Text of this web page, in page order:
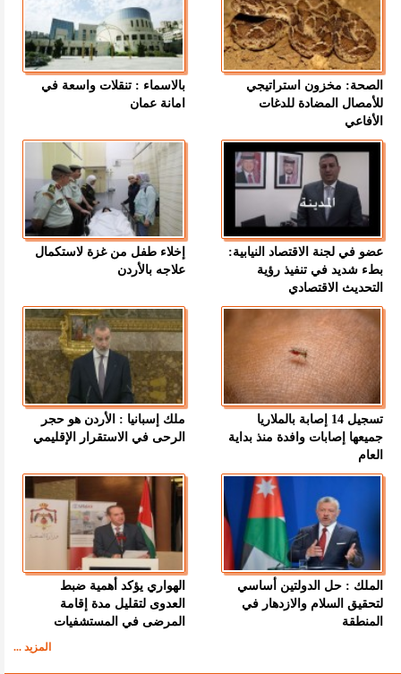
الصحة: مخزون استراتيجي
للأمصال المضادة للدغات
الأفاعي
بالاسماء : تنقلات واسعة في
امانة عمان
عضو في لجنة الاقتصاد النيابية:
بطء شديد في تنفيذ رؤية
التحديث الاقتصادي
إخلاء طفل من غزة لاستكمال
علاجه بالأردن
تسجيل 14 إصابة بالملاريا
جميعها إصابات وافدة منذ بداية
العام
ملك إسبانيا : الأردن هو حجر
الرحى في الاستقرار الإقليمي
الملك : حل الدولتين أساسي
لتحقيق السلام والازدهار في
المنطقة
الهواري يؤكد أهمية ضبط
العدوى لتقليل مدة إقامة
المرضى في المستشفيات
المزيد ...